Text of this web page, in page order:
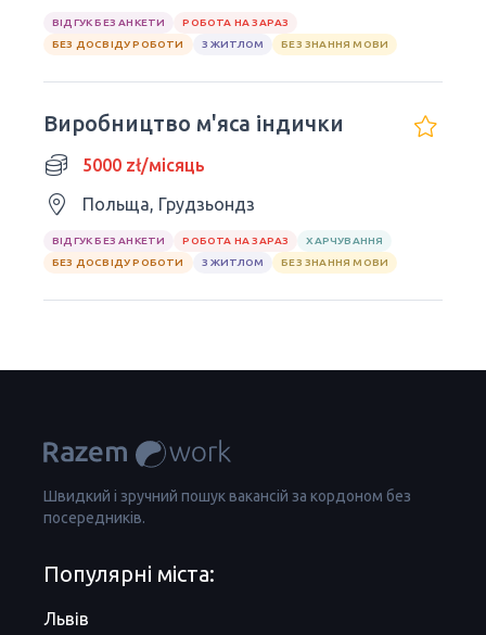
ВІДГУК БЕЗ АНКЕТИ
РОБОТА НА ЗАРАЗ
БЕЗ ДОСВІДУ РОБОТИ
З ЖИТЛОМ БЕЗ ЗНАННЯ МОВИ
Виробництво м'яса індички
5000 zł/місяць
Польща, Грудзьондз
ВІДГУК БЕЗ АНКЕТИ РОБОТА НА ЗАРАЗ
ХАРЧУВАННЯ
БЕЗ ДОСВІДУ РОБОТИ
З ЖИТЛОМ БЕЗ ЗНАННЯ МОВИ
Швидкий і зручний пошук вакансій за кордоном без
посередників.
Популярні міста:
Львів